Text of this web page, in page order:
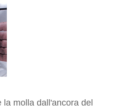
la molla dall'ancora del